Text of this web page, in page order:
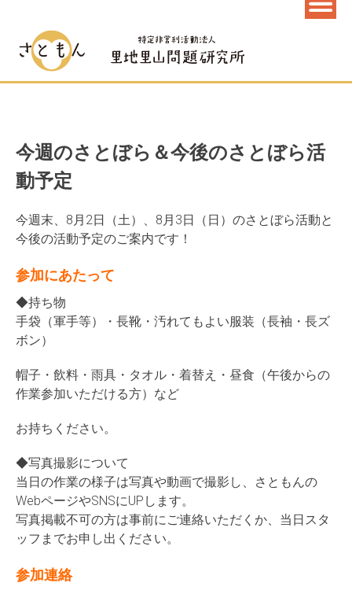
今週のさとぼら＆今後のさとぼら活
動予定
今週末、8月2日（土）、8月3日（日）のさとぼら活動と
今後の活動予定のご案内です！
参加にあたって
◆持ち物
手袋（軍手等）・長靴・汚れてもよい服装（長袖・長ズ
ボン）
帽子・飲料・雨具・タオル・着替え・昼食（午後からの
作業参加いただける方）など
お持ちください。
◆写真撮影について
当日の作業の様子は写真や動画で撮影し、さともんの
WebページやSNSにUPします。
写真掲載不可の方は事前にご連絡いただくか、当日スタ
ッフまでお申し出ください。
参加連絡